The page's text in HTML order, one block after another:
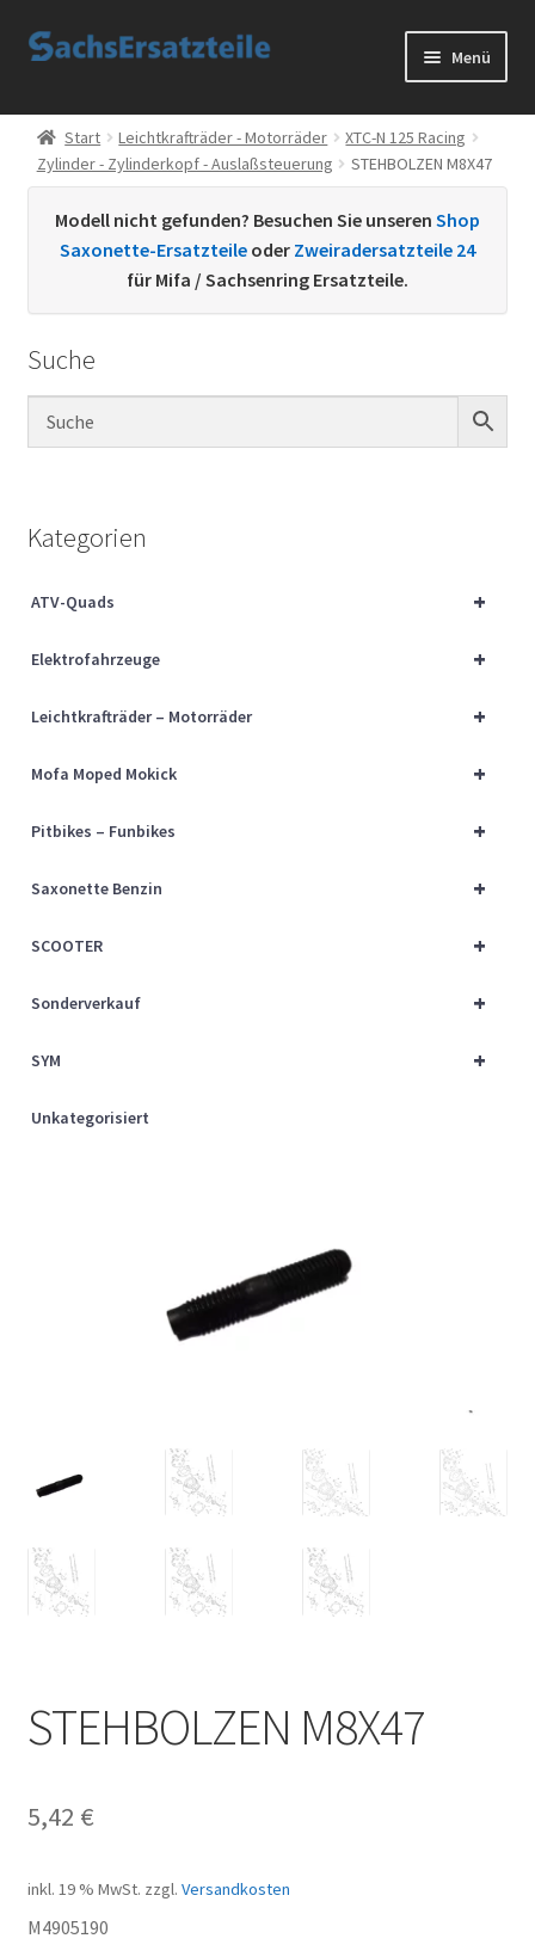
Zur
Zum
Menü
Start
AGB
Datenschutzerklärung
Kontakt
Sachs Ersatzteile
Über uns
Start Leichtkrafträder - Motorräder
XTC-N 125 Racing
Zylinder - Zylinderkopf - Auslaßsteuerung
STEHBOLZEN M8X47
Modell nicht gefunden? Besuchen Sie unseren Shop
Saxonette-Ersatzteile oder Zweiradersatzteile 24
für Mifa / Sachsenring Ersatzteile.
Suche
Kategorien
+
ATV-Quads
+
Elektrofahrzeuge
+
Leichtkrafträder – Motorräder
+
Mofa Moped Mokick
+
Pitbikes – Funbikes
+
Saxonette Benzin
+
SCOOTER
+
Sonderverkauf
+
SYM
Unkategorisiert
STEHBOLZEN M8X47
5,42 €
inkl. 19 % MwSt. zzgl. Versandkosten
M4905190